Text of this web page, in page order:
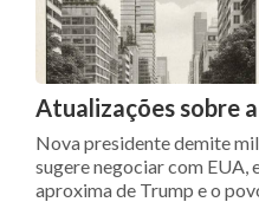
Atualizações sobre
Nova presidente demite
sugere negociar com EUA,
aproxima de Trump e o